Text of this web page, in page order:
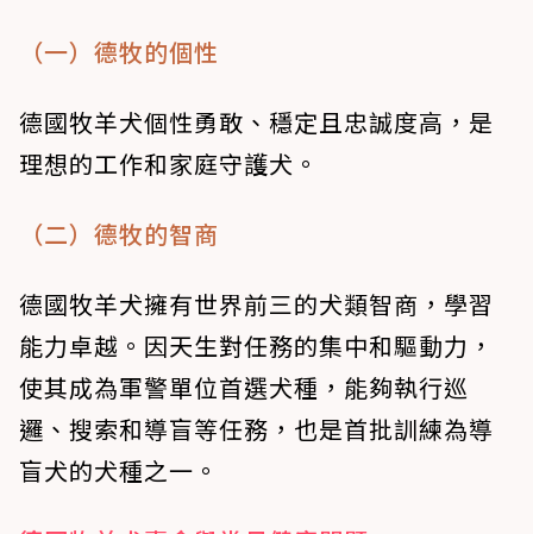
（一）德牧的個性
德國牧羊犬個性勇敢、穩定且忠誠度高，是
理想的工作和家庭守護犬。
（二）德牧的智商
德國牧羊犬擁有世界前三的犬類智商，學習
能力卓越。因天生對任務的集中和驅動力，
使其成為軍警單位首選犬種，能夠執行巡
邏、搜索和導盲等任務，也是首批訓練為導
盲犬的犬種之一。